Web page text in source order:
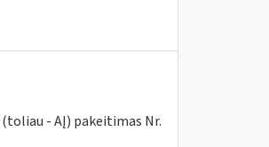
- AĮ) pakeitimas Nr.